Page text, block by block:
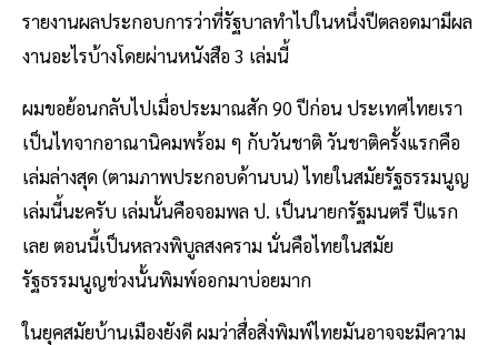
รายงานผลประกอบการว่าที่รัฐบาลทำไปในหนึ่งปีตลอดมามีผล
งานอะไรบ้างโดยผ่านหนังสือ 3 เล่มนี้
ผมขอย้อนกลับไปเมื่อประมาณสัก 90 ปีก่อน ประเทศไทยเรา
เป็นไทจากอาณานิคมพร้อม ๆ กับวันชาติ วันชาติครั้งแรกคือ
เล่มล่างสุด (ตามภาพประกอบด้านบน) ไทยในสมัยรัฐธรรมนูญ
เล่มนี้นะครับ เล่มนั้นคือจอมพล ป. เป็นนายกรัฐมนตรี ปีแรก
เลย ตอนนี้เป็นหลวงพิบูลสงคราม นั่นคือไทยในสมัย
รัฐธรรมนูญช่วงนั้นพิมพ์ออกมาบ่อยมาก
ในยุคสมัยบ้านเมืองยังดี ผมว่าสื่อสิ่งพิมพ์ไทยมันอาจจะมีความ